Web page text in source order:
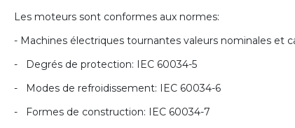
Les moteurs sont conformes aux normes:
- Machines électriques tournantes valeurs nominales et
- Degrés de protection: IEC 60034-5
- Modes de refroidissement: IEC 60034-6
- Formes de construction: IEC 60034-7